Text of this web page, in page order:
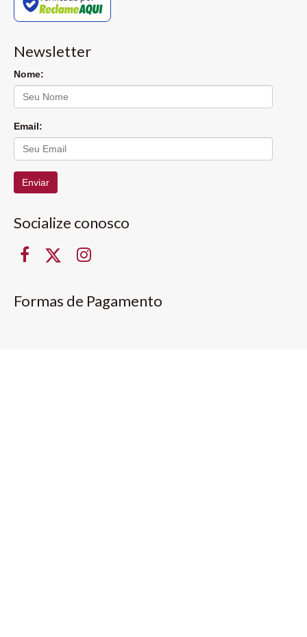
Newsletter
Nome:
Email:
Enviar
Socialize conosco
Formas de Pagamento